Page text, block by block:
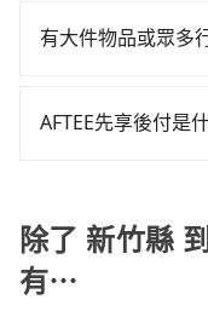
費11分鐘在轉乘與
會遇到明明已經預
雖然路邊隨租隨還
看您旅遊的目的地
服務，由專人到府
有大件物品或眾多
30吋的行李箱，但
乘客盡量塞、盡量
並事先透過官網的線
AFTEE先享後付是
碼即可完成即時的
14天內前往便利商店
除了 新竹縣
有⋯